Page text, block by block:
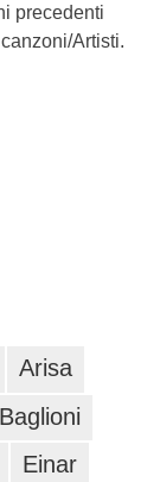
precedenti
Artisti.
Arisa
Einar